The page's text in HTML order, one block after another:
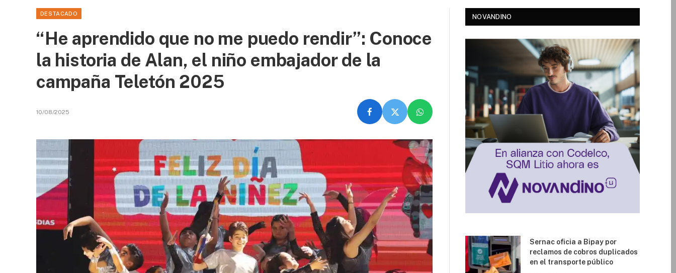
DESTACADO
“He aprendido que no me puedo rendir”: Conoce
la historia de Alan, el niño embajador de la
campaña Teletón 2025
10/08/2025
NOVANDINO
Sernac oficia a Bipay por
reclamos de cobros duplicados
en el transporte público